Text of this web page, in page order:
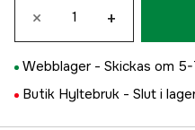
× +
Webblager - Skickas om
Butik Hyltebruk - Slut i